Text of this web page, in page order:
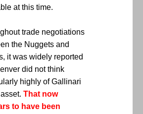
at this time.
trade negotiations
the Nuggets and
it was widely reported
did not think
highly of Gallinari
That now
to have been